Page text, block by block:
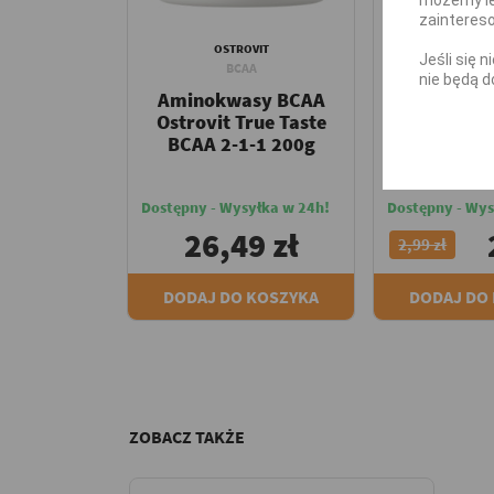
OSTROVIT
BCAA
Aminokwasy BCAA
Ostrovit True Taste
BCAA 2-1-1 200g
Dostępny - Wysyłka w 24h!
26,49 zł
DODAJ DO KOSZYKA
Dostępny -
2,99 zł
DODAJ DO
ZOBACZ TAKŻE
Jeśli się
nie będą